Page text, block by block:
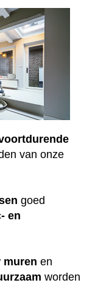
van onze
goed
en
muren en
worden